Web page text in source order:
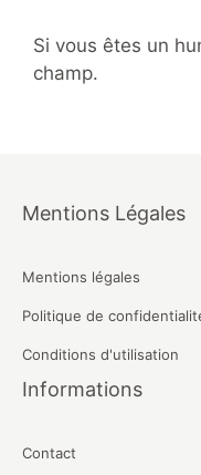
Si vous êtes un
champ.
Mentions Légales
Mentions légales
Politique de
Conditions d'utilisation
Informations
Contact